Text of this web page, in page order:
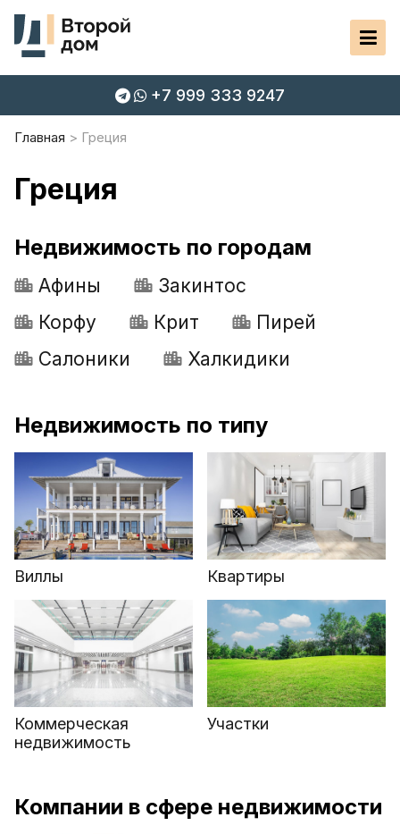
+7 999 333 9247
Главная Греция
Греция
Недвижимость по городам
Афины
Закинтос
Корфу
Крит
Пирей
Салоники
Халкидики
Недвижимость по типу
Виллы Квартиры
Коммерческая
недвижимость
Участки
Компании в сфере недвижимости